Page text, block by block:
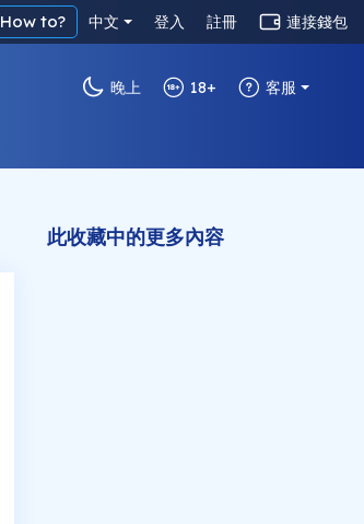
How to? 中文 登入 註冊 連接錢包
晚上 18+ 客服
此收藏中的更多內容